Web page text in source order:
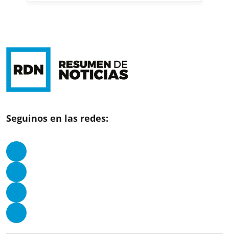
Seguinos en las redes: